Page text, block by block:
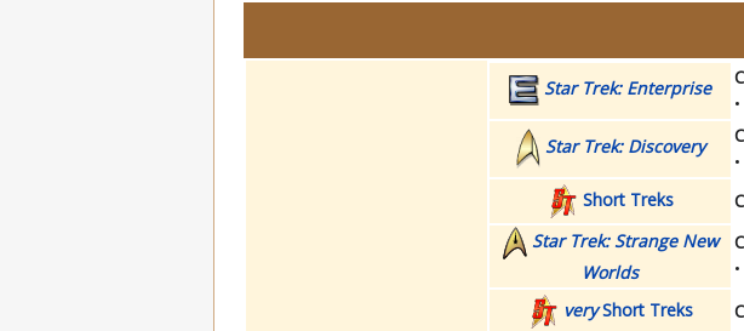
Star Trek: Enterprise
Star Trek: Discovery
Short Treks
Star Trek: Strange New
Worlds
veryShort Treks